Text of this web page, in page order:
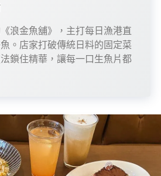
浪金魚舖》，主打每日漁港直
。店家打破傳統日料的固定菜
鎖住精華，讓每一口生魚片都